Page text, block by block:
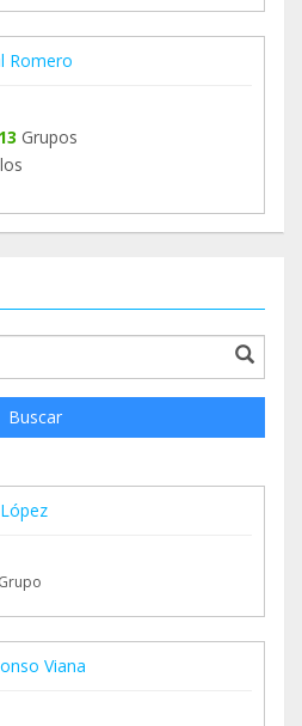
Romero
13 Grupos
Buscar
Grupo
Viana